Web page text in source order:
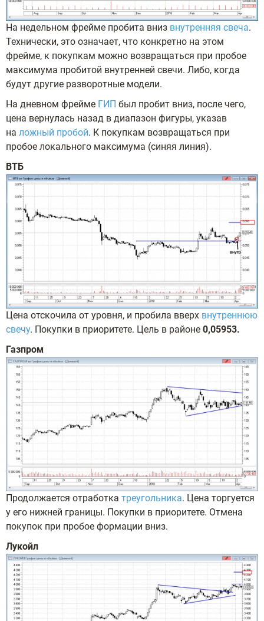
На недельном фрейме пробита вниз внутренняя свеча.
Технически, это означает, что конкретно на этом
фрейме, к покупкам можно возвращаться при пробое
максимума пробитой внутренней свечи. Либо, когда
будут другие разворотные модели.
На дневном фрейме ГИП был пробит вниз, после чего,
цена вернулась назад в диапазон фигуры, указав
на ложный пробой. К покупкам возвращаться при
пробое локального максимума (синяя линия).
ВТБ
Цена отскочила от уровня, и пробила вверх внутреннюю
свечу. Покупки в приоритете. Цель в районе 0,05953.
Газпром
Продолжается отработка треугольника. Цена торгуется
у его нижней границы. Покупки в приоритете. Отмена
покупок при пробое формации вниз.
Лукойл